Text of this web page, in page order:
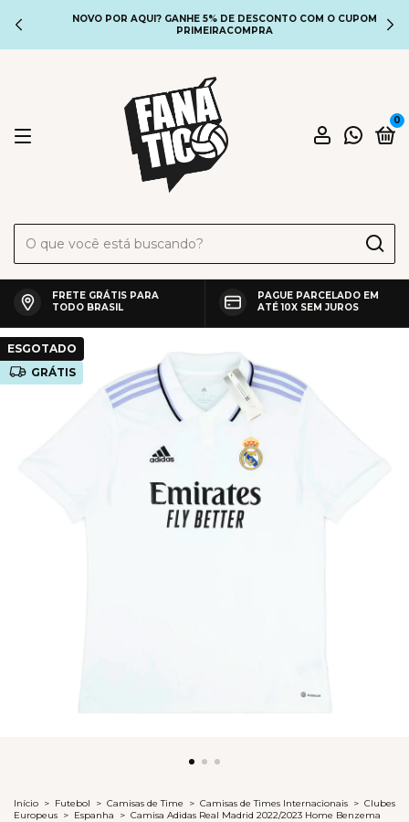
NOVO POR AQUI? GANHE 5% DE DESCONTO COM O CUPOM
PRIMEIRACOMPRA
0
FRETE GRÁTIS PARA
TODO BRASIL
PAGUE PARCELADO EM
ATÉ 10X SEM JUROS
ESGOTADO
GRÁTIS
Início > Futebol > Camisas de Time > Camisas de Times Internacionais > Clubes
Europeus > Espanha > Camisa Adidas Real Madrid 2022/2023 Home Benzema